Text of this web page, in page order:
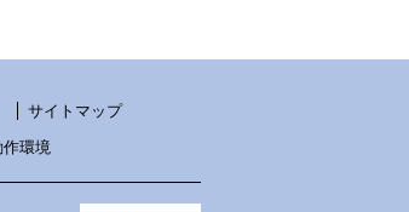
サイトマップ
作環境